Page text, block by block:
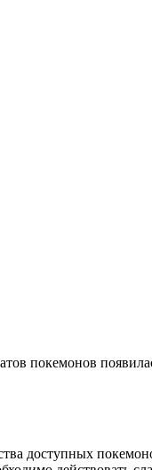
покемонов
доступных